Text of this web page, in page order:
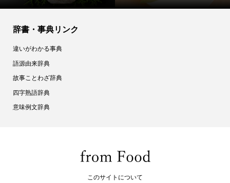
辞書・事典リンク
違いがわかる事典
語源由来辞典
故事ことわざ辞典
四字熟語辞典
意味例文辞典
このサイトについて